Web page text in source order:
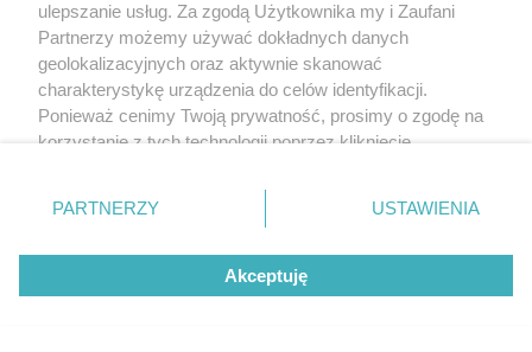
ulepszanie usług. Za zgodą Użytkownika my i Zaufani
Partnerzy możemy używać dokładnych danych
geolokalizacyjnych oraz aktywnie skanować
charakterystykę urządzenia do celów identyfikacji.
Ponieważ cenimy Twoją prywatność, prosimy o zgodę na
korzystanie z tych technologii poprzez kliknięcie
zmienić/wycofać klikając przycisk ustawień prywatności
znajdujący się w lewym dolnym rogu strony
rodzaje przetwarzania danych nie wymagają zgody
użytkownika, ale masz prawo sprzeciwić się takiemu
przetwarzaniu. Preferencje będą miały zastosowanie tylko
PARTNERZY USTAWIENIA
Akceptuję